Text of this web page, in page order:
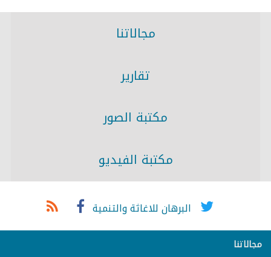
مجالاتنا
تقارير
مكتبة الصور
مكتبة الفيديو
البرهان للاغاثة والتنمية
مجالاتنا